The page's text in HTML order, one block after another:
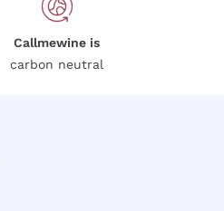
Callmewine is
carbon neutral